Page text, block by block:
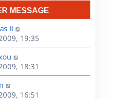
MESSAGE
II
19:35
18:31
16:51